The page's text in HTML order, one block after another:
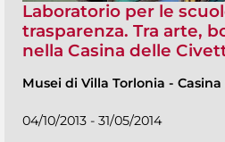
Laboratorio per le
trasparenza. Tra arte,
nella Casina delle
Musei di Villa Torlonia -
04/10/2013 - 31/05/2014